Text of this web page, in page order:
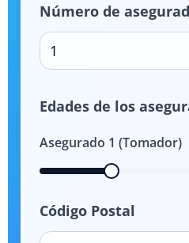
Número de
1
Edades de los
Asegurado 1 (Tomador)
Código Postal